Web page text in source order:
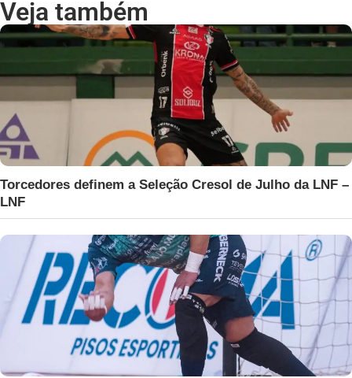
Veja também
Torcedores definem a Seleção Cresol de Julho da LNF –
LNF